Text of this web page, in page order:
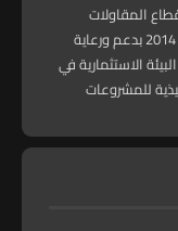
المقاولات
والتشييد والبناء في مصر والذي يُعقد سنوياً منذ 2014 بدعم ورعاية
الاستثمارية في
للمشروعات